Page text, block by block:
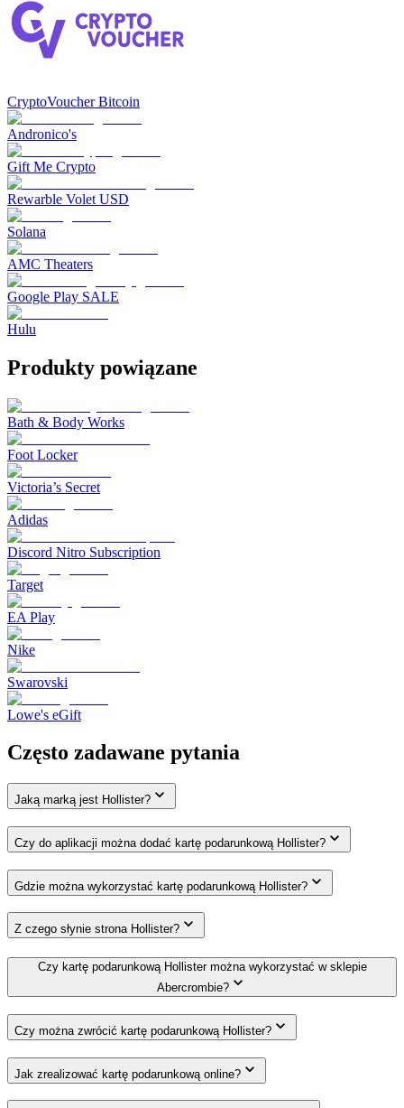
CryptoVoucher Bitcoin
Andronico's
Gift Me Crypto
Rewarble Volet USD
Solana
AMC Theaters
Google Play SALE
Hulu
Produkty powiązane
Bath & Body Works
Foot Locker
Victoria’s Secret
Adidas
Discord Nitro Subscription
Target
EA Play
Nike
Swarovski
Lowe's eGift
Często zadawane pytania
Jaką marką jest Hollister?
Czy do aplikacji można dodać kartę podarunkową Hollister?
Gdzie można wykorzystać kartę podarunkową Hollister?
Z czego słynie strona Hollister?
Czy kartę podarunkową Hollister można wykorzystać w sklepie
Abercrombie?
Czy można zwrócić kartę podarunkową Hollister?
Jak zrealizować kartę podarunkową online?